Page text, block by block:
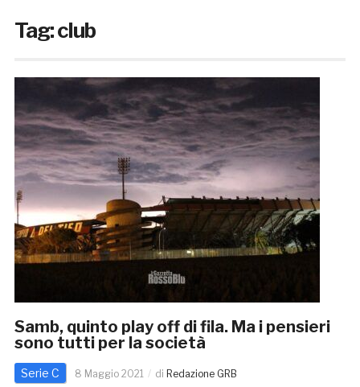
Tag:club
Samb, quinto play off di fila. Ma i pensieri
sono tutti per la società
Serie C 8 Maggio 2021 di Redazione GRB